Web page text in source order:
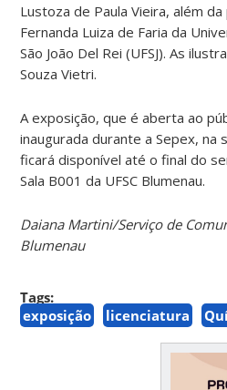
Lustoza de Paula Vieira, além
Fernanda Luiza de Faria da
São João Del Rei (UFSJ). As
Souza Vietri.
A exposição, que é aberta ao
inaugurada durante a Sepex, na
ficará disponível até o final do
Sala B001 da UFSC Blumenau.
Daiana Martini/Serviço de
Blumenau
Tags:
exposição
licenciatura